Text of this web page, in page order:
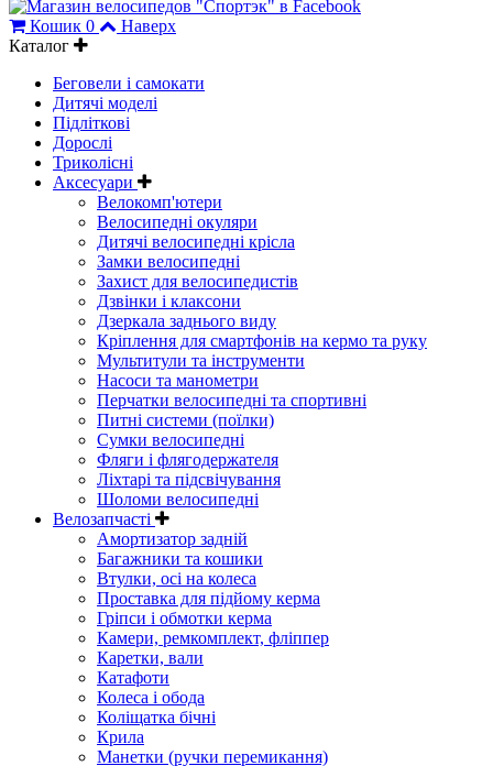
Кошик 0
Наверх
Каталог
Беговели і самокати
Дитячі моделі
Підліткові
Дорослі
Триколісні
Аксесуари
Велокомп'ютери
Велосипедні окуляри
Дитячі велосипедні крісла
Замки велосипедні
Захист для велосипедистів
Дзвінки і клаксони
Дзеркала заднього виду
Кріплення для смартфонів на кермо та руку
Мультитули та інструменти
Насоси та манометри
Перчатки велосипедні та спортивні
Питні системи (поїлки)
Сумки велосипедні
Фляги і флягодержателя
Ліхтарі та підсвічування
Шоломи велосипедні
Велозапчасті
Амортизатор задній
Багажники та кошики
Втулки, осі на колеса
Проставка для підйому керма
Гріпси і обмотки керма
Камери, ремкомплект, фліппер
Каретки, вали
Катафоти
Колеса і обода
Коліщатка бічні
Крила
Манетки (ручки перемикання)